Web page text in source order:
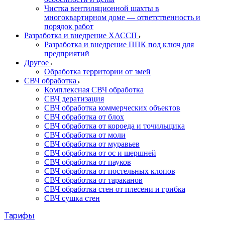
Чистка вентиляционной шахты в
многоквартирном доме — ответственность и
порядок работ
Разработка и внедрение ХАССП
Разработка и внедрение ППК под ключ для
предприятий
Другое
Обработка территории от змей
СВЧ обработка
Комплексная СВЧ обработка
СВЧ дератизация
СВЧ обработка коммерческих объектов
СВЧ обработка от блох
СВЧ обработка от короеда и точильщика
СВЧ обработка от моли
СВЧ обработка от муравьев
СВЧ обработка от ос и шершней
СВЧ обработка от пауков
СВЧ обработка от постельных клопов
СВЧ обработка от тараканов
СВЧ обработка стен от плесени и грибка
СВЧ сушка стен
Тарифы